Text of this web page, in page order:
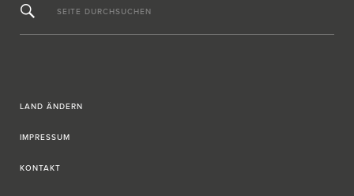
SEITE DURCHSUCHEN
LAND ÄNDERN
IMPRESSUM
KONTAKT